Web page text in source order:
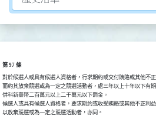
第 97 條
對於候選人或具有候選人資格者，行求期約或交付賄賂或其他不正
而約其放棄競選或為一定之競選活動者，處三年以上十年以下有期
併科新臺幣二百萬元以上二千萬元以下罰金。
候選人或具有候選人資格者，要求期約或收受賄賂或其他不正利
以放棄競選或為一定之競選活動者，亦同。